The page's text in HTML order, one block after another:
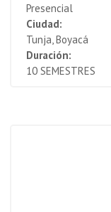
Presencial
Ciudad:
Tunja, Boyacá
Duración:
10 SEMESTRES